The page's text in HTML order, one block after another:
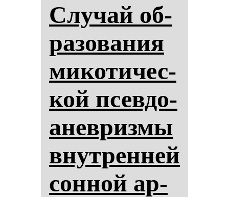
Слу­чай об­
ра­зо­ва­ния
ми­ко­ти­чес­
кой псев­до­
анев­риз­мы
внут­рен­ней
сон­ной ар­